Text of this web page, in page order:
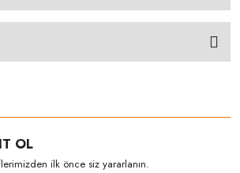
OL
ilk önce siz yararlanın.